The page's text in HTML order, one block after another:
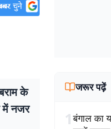
के
में नजर
जरूर पढ़ें
1बंगाल का